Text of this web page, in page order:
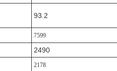
93.2
7599
2490
2178